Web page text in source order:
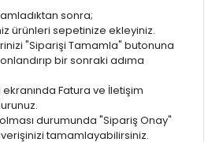
sonra;
ürünleri sepetinize ekleyiniz.
"Siparişi Tamamla" butonuna
bir sonraki adıma
Fatura ve İletişim
durumunda "Sipariş Onay"
tamamlayabilirsiniz.